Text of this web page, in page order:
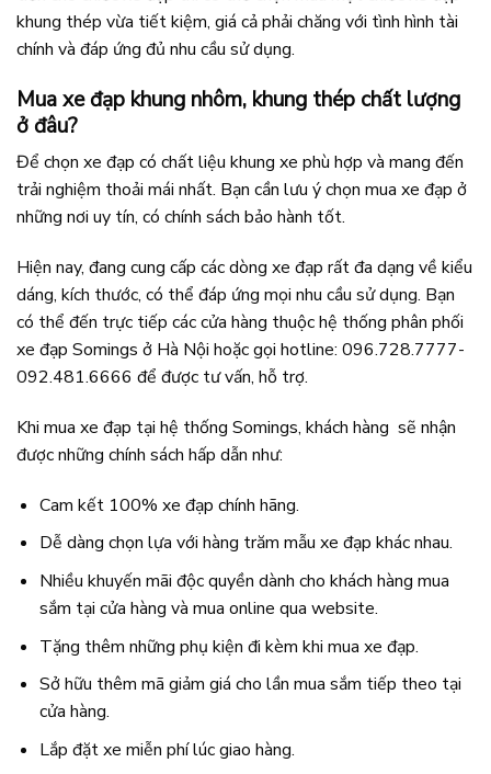
khung thép vừa tiết kiệm, giá cả phải chăng với tình hình tài
chính và đáp ứng đủ nhu cầu sử dụng.
Mua xe đạp khung nhôm, khung thép chất lượng
ở đâu?
Để chọn xe đạp có chất liệu khung xe phù hợp và mang đến
trải nghiệm thoải mái nhất. Bạn cần lưu ý chọn mua xe đạp ở
những nơi uy tín, có chính sách bảo hành tốt.
Hiện nay, đang cung cấp các dòng xe đạp rất đa dạng về kiểu
dáng, kích thước, có thể đáp ứng mọi nhu cầu sử dụng. Bạn
có thể đến trực tiếp các cửa hàng thuộc hệ thống phân phối
xe đạp Somings ở Hà Nội hoặc gọi hotline: 096.728.7777-
092.481.6666 để được tư vấn, hỗ trợ.
Khi mua xe đạp tại hệ thống Somings, khách hàng sẽ nhận
được những chính sách hấp dẫn như:
Cam kết 100% xe đạp chính hãng.
Dễ dàng chọn lựa với hàng trăm mẫu xe đạp khác nhau.
Nhiều khuyến mãi độc quyền dành cho khách hàng mua
sắm tại cửa hàng và mua online qua website.
Tặng thêm những phụ kiện đi kèm khi mua xe đạp.
Sở hữu thêm mã giảm giá cho lần mua sắm tiếp theo tại
cửa hàng.
Lắp đặt xe miễn phí lúc giao hàng.